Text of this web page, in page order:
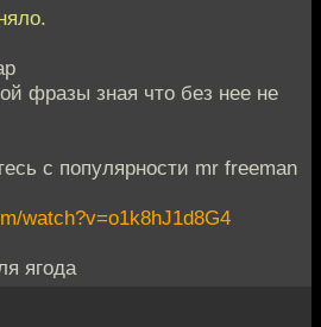
фразы зная что без нее не
с популярности mr freeman
watch?v=o1k8hJ1d8G4
ягода